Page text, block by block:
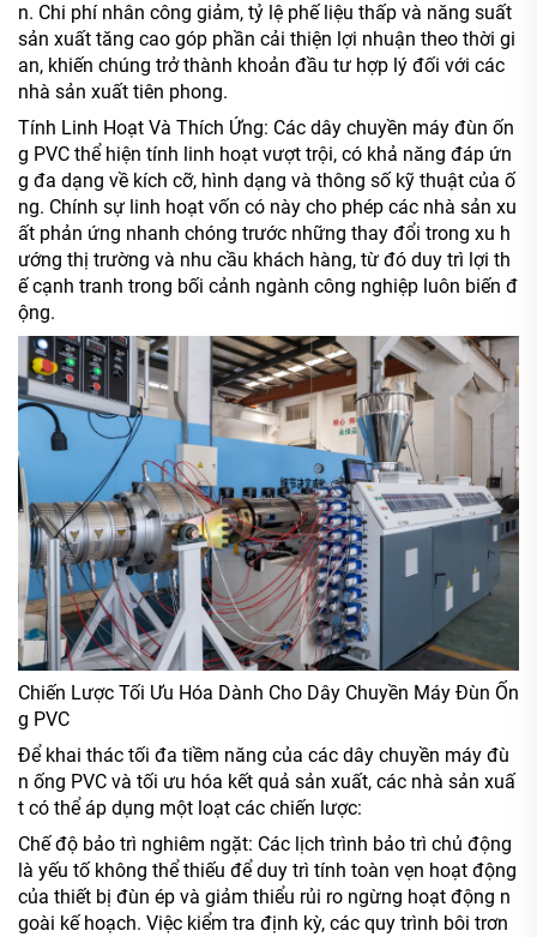
n. Chi phí nhân công giảm, tỷ lệ phế liệu thấp và năng suất
sản xuất tăng cao góp phần cải thiện lợi nhuận theo thời gi
an, khiến chúng trở thành khoản đầu tư hợp lý đối với các
nhà sản xuất tiên phong.
Tính Linh Hoạt Và Thích Ứng: Các dây chuyền máy đùn ốn
g PVC thể hiện tính linh hoạt vượt trội, có khả năng đáp ứn
g đa dạng về kích cỡ, hình dạng và thông số kỹ thuật của ố
ng. Chính sự linh hoạt vốn có này cho phép các nhà sản xu
ất phản ứng nhanh chóng trước những thay đổi trong xu h
ướng thị trường và nhu cầu khách hàng, từ đó duy trì lợi th
ế cạnh tranh trong bối cảnh ngành công nghiệp luôn biến đ
ộng.
Chiến Lược Tối Ưu Hóa Dành Cho Dây Chuyền Máy Đùn Ốn
g PVC
Để khai thác tối đa tiềm năng của các dây chuyền máy đù
n ống PVC và tối ưu hóa kết quả sản xuất, các nhà sản xuấ
t có thể áp dụng một loạt các chiến lược:
Chế độ bảo trì nghiêm ngặt: Các lịch trình bảo trì chủ động
là yếu tố không thể thiếu để duy trì tính toàn vẹn hoạt động
của thiết bị đùn ép và giảm thiểu rủi ro ngừng hoạt động n
goài kế hoạch. Việc kiểm tra định kỳ, các quy trình bôi trơn